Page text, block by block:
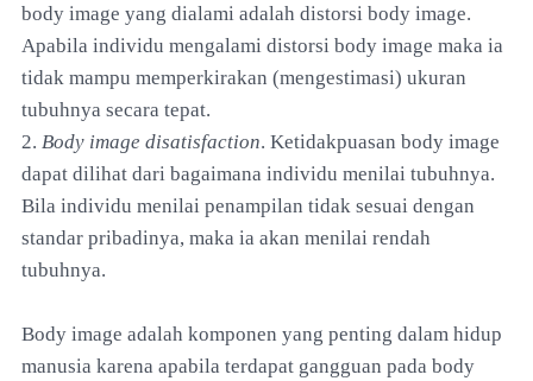
body image yang dialami adalah distorsi body image.
Apabila individu mengalami distorsi body image maka ia
tidak mampu memperkirakan (mengestimasi) ukuran
tubuhnya secara tepat.
2. Body image disatisfaction. Ketidakpuasan body image
dapat dilihat dari bagaimana individu menilai tubuhnya.
Bila individu menilai penampilan tidak sesuai dengan
standar pribadinya, maka ia akan menilai rendah
tubuhnya.
Body image adalah komponen yang penting dalam hidup
manusia karena apabila terdapat gangguan pada body